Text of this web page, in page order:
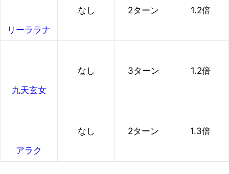
リーララナ
なし 2ターン 1.2倍
九天玄女
なし 3ターン 1.2倍
アラク
なし 2ターン 1.3倍